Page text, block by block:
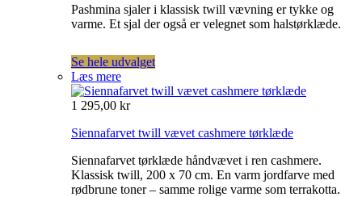
Pashmina sjaler i klassisk twill vævning er tykke og
varme. Et sjal der også er velegnet som halstørklæde.
Se hele udvalget
Læs mere
1 295,00 kr
Siennafarvet twill vævet cashmere tørklæde
Siennafarvet tørklæde håndvævet i ren cashmere.
Klassisk twill, 200 x 70 cm. En varm jordfarve med
rødbrune toner – samme rolige varme som terrakotta.